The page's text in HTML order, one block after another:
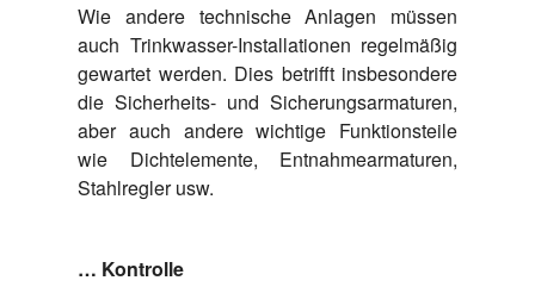
Wie andere technische Anlagen müssen
auch Trinkwasser-Installationen regelmäßig
gewartet werden. Dies betrifft insbesondere
die Sicherheits- und Sicherungsarmaturen,
aber auch andere wichtige Funktionsteile
wie Dichtelemente, Entnahmearmaturen,
Stahlregler usw.
… Kontrolle